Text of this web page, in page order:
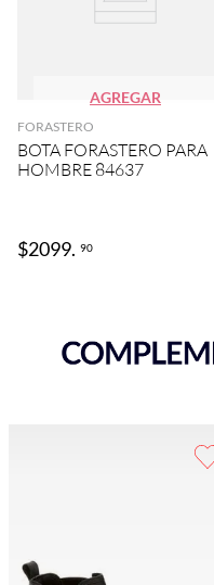
AGREGAR
FORASTERO
BOTA FORASTERO PARA
HOMBRE 84637
$2099. 90